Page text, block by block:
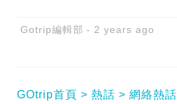
Gotrip編輯部 2 years ago
GOtrip首頁 熱話 網絡熱話